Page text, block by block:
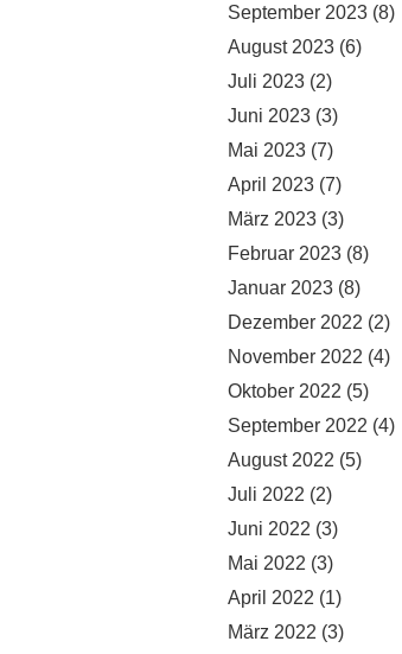
September 2023 (8)
August 2023 (6)
Juli 2023 (2)
Juni 2023 (3)
Mai 2023 (7)
April 2023 (7)
März 2023 (3)
Februar 2023 (8)
Januar 2023 (8)
Dezember 2022 (2)
November 2022 (4)
Oktober 2022 (5)
September 2022 (4)
August 2022 (5)
Juli 2022 (2)
Juni 2022 (3)
Mai 2022 (3)
April 2022 (1)
März 2022 (3)